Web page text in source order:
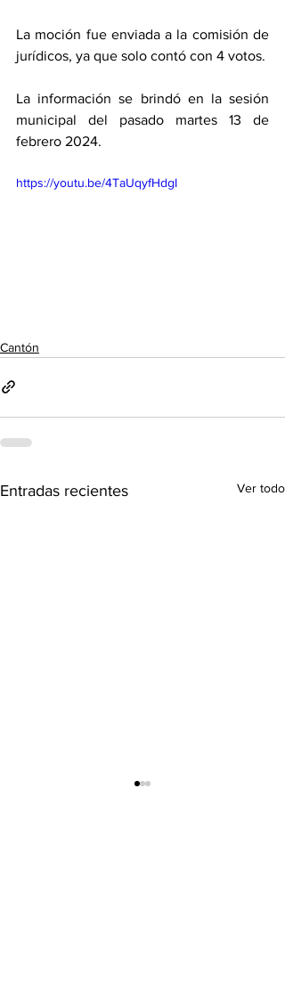
La moción fue enviada a la comisión de
jurídicos, ya que solo contó con 4 votos.
La información se brindó en la sesión
municipal del pasado martes 13 de
febrero 2024.
https://youtu.be/4TaUqyfHdgI
Cantón
Entradas recientes Ver todo